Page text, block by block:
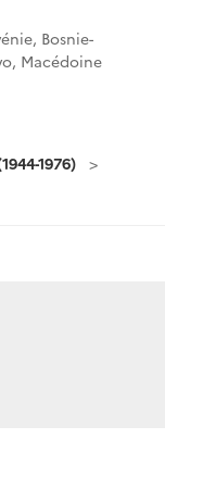
Bosnie-
Macédoine
1976)